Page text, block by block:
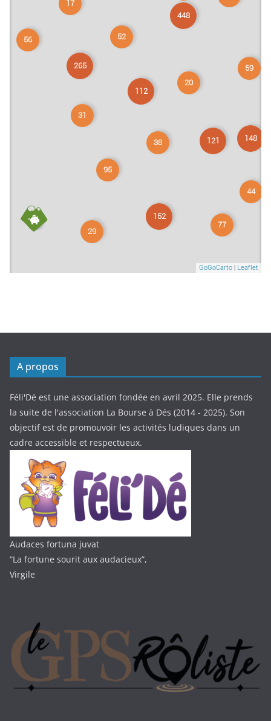
A propos
Féli'Dé est une association fondée en avril 2025. Elle prends
la suite de l'association La Bourse à Dés (2014 - 2025). Son
objectif est de promouvoir les activités ludiques dans un
cadre accessible et respectueux.
Audaces fortuna juvat
“La fortune sourit aux audacieux”,
Virgile